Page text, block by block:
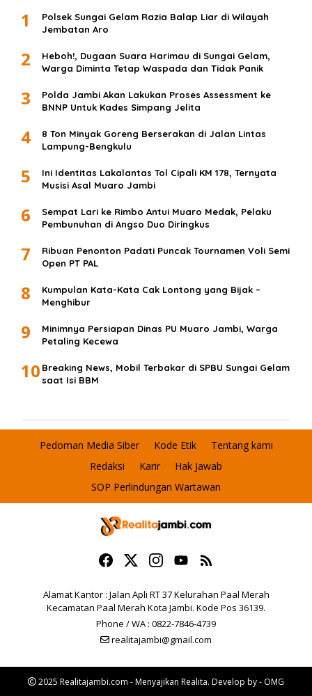
1
Polsek Sungai Gelam Razia Balap Liar di Wilayah
Jembatan Aro
2
Heboh!, Dugaan Suara Harimau di Sungai Gelam,
Warga Diminta Tetap Waspada dan Tidak Panik
3
Polda Jambi Akan Lakukan Proses Assessment ke
BNNP Untuk Kades Simpang Jelita
4
8 Ton Minyak Goreng Berserakan di Jalan Lintas
Lampung-Bengkulu
5
Ini Identitas Lakalantas Tol Cipali KM 178, Ternyata
Musisi Asal Muaro Jambi
6
Sempat Lari ke Rimbo Antui Muaro Medak, Pelaku
Pembunuhan di Angso Duo Diringkus
7
Ribuan Penonton Padati Puncak Tournamen Voli Semi
Open PT PAL
8
Kumpulan Kata-Kata Cak Lontong yang Bijak –
Menghibur
9
Minimnya Persiapan Dinas PU Muaro Jambi, Warga
Petaling Kecewa
10 Breaking News, Mobil Terbakar di SPBU Sungai Gelam
saat Isi BBM
Pedoman Media Siber Kode Etik
Tentang kami
Redaksi
Karir
Hak Jawab
SOP Perlindungan Wartawan
Alamat Kantor : Jalan Apli RT 37 Kelurahan Paal Merah
Kecamatan Paal Merah Kota Jambi. Kode Pos 36139.
Phone / WA : 0822-7846-4739
realitajambi@gmail.com
2025 Realitajambi.com - Menyajikan Realita. Develop by - OMG